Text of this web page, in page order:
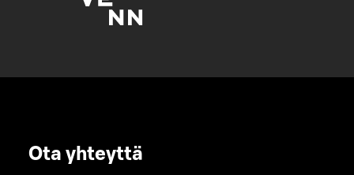
Ota yhteyttä